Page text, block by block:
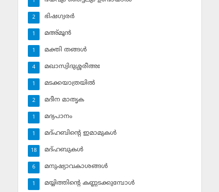
ഭിഷഗ്വരര്‍
2
മഅ്മൂന്‍
1
മക്തി തങ്ങള്‍
1
മഖാസ്വിദുശ്ശരീഅഃ
4
മടക്കയാത്രയില്‍
1
മദീന മാതൃക
2
മദ്യപാനം
1
മദ്ഹബിന്റെ ഇമാമുകള്‍
1
മദ്ഹബുകള്‍
18
മനുഷ്യാവകാശങ്ങള്‍
6
മയ്യിത്തിന്റെ കണ്ണടക്കുമ്പോള്‍
1